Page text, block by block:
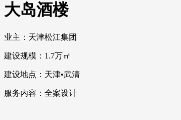
大岛酒楼
业主：天津松江集团
建设规模：1.7万㎡
建设地点：天津•武清
服务内容：全案设计